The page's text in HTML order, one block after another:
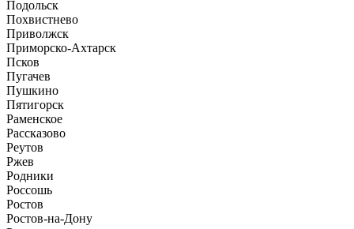
Подольск
Похвистнево
Приволжск
Приморско-Ахтарск
Псков
Пугачев
Пушкино
Пятигорск
Раменское
Рассказово
Реутов
Ржев
Родники
Россошь
Ростов
Ростов-на-Дону